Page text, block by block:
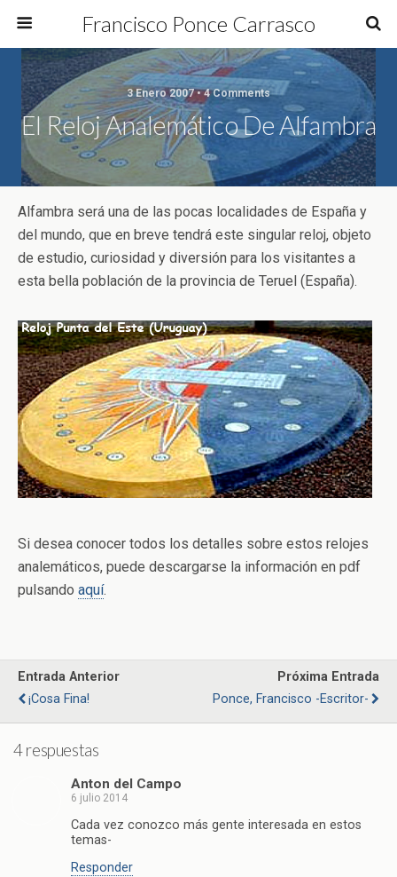
Francisco Ponce Carrasco
3 Enero 2007 • 4 Comments
El Reloj Analemático De Alfambra
Alfambra será una de las pocas localidades de España y
del mundo, que en breve tendrá este singular reloj, objeto
de estudio, curiosidad y diversión para los visitantes a
esta bella población de la provincia de Teruel (España).
Si desea conocer todos los detalles sobre estos relojes
analemáticos, puede descargarse la información en pdf
pulsando aquí.
Entrada Anterior
¡Cosa Fina!
Próxima Entrada
Ponce, Francisco -escritor-
4 respuestas
Anton del Campo
6 julio 2014
Cada vez conozco más gente interesada en estos
temas-
Responder